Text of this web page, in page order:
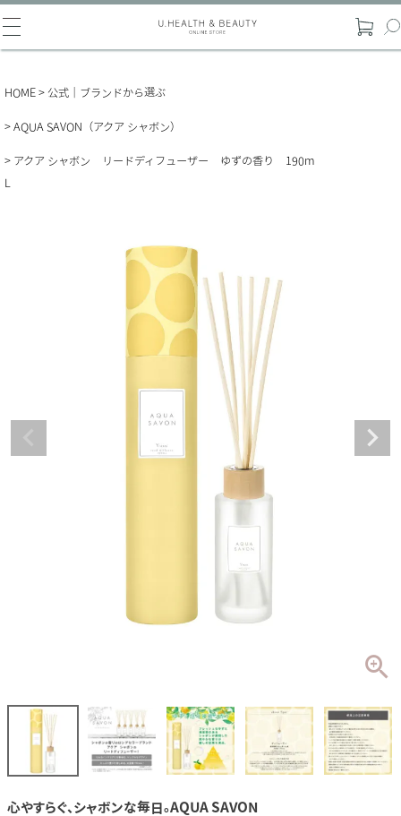
HOME 公式｜ブランドから選ぶ
AQUA SAVON（アクア シャボン）
アクア シャボン リードディフューザー ゆずの香り 190m
L
心やすらぐ、シャボンな毎日。AQUA SAVON